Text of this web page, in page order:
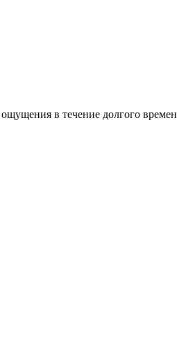
в течение долгого